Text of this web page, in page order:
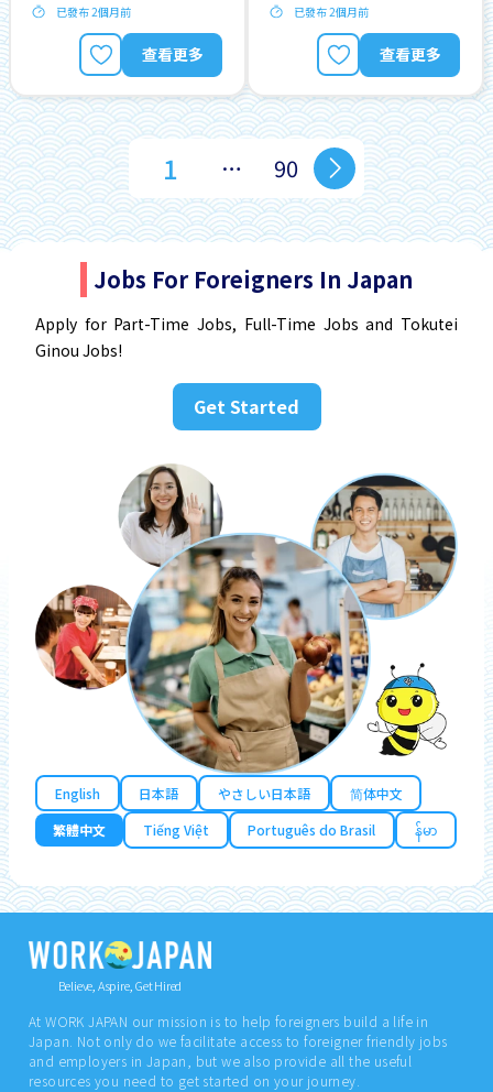
無經驗要求
已發布 2個月前
查看更多
已發布 2個月前
查看更多
1 … 90
Jobs For Foreigners In Japan
Apply for Part-Time Jobs, Full-Time Jobs and Tokutei
Ginou Jobs!
Get Started
English 日本語 やさしい日本語
简体中文
繁體中文
Tiếng Việt Português do Brasil န်မာ
Believe, Aspire, Get Hired
At WORK JAPAN our mission is to help foreigners build a life in
Japan. Not only do we facilitate access to foreigner friendly jobs
and employers in Japan, but we also provide all the useful
resources you need to get started on your journey.